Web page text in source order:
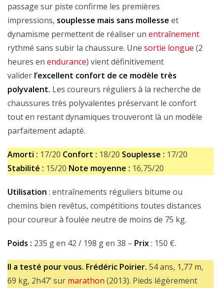
passage sur piste confirme les premières
impressions, souplesse mais sans mollesse et
dynamisme permettent de réaliser un entraînement
rythmé sans subir la chaussure. Une sortie longue (2
heures en endurance) vient définitivement
valider l’excellent confort de ce modèle très
polyvalent. Les coureurs réguliers à la recherche de
chaussures très polyvalentes préservant le confort
tout en restant dynamiques trouveront là un modèle
parfaitement adapté.
Amorti : 17/20 Confort : 18/20 Souplesse : 17/20
Stabilité : 15/20 Note moyenne : 16,75/20
Utilisation : entraînements réguliers bitume ou
chemins bien revêtus, compétitions toutes distances
pour coureur à foulée neutre de moins de 75 kg.
Poids : 235 g en 42 / 198 g en 38 – Prix: 150 €.
Il a testé pour vous. Frédéric Poirier. 54 ans, 1,77 m,
69 kg, 2h47’ sur marathon (2013). Pieds légèrement